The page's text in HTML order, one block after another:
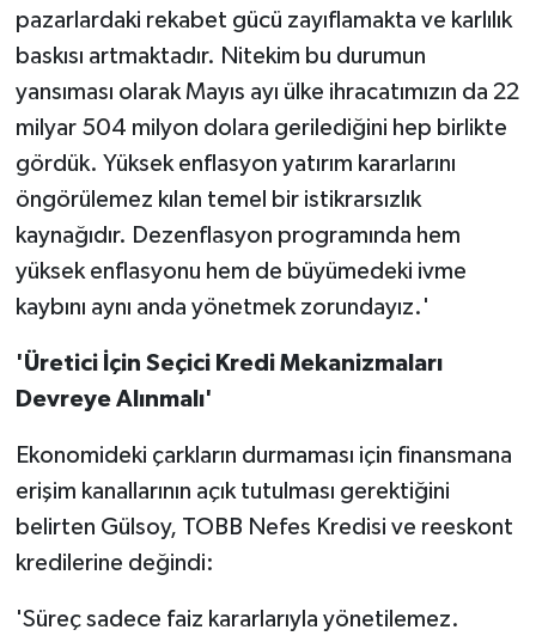
pazarlardaki rekabet gücü zayıflamakta ve karlılık
baskısı artmaktadır. Nitekim bu durumun
yansıması olarak Mayıs ayı ülke ihracatımızın da 22
milyar 504 milyon dolara gerilediğini hep birlikte
gördük. Yüksek enflasyon yatırım kararlarını
öngörülemez kılan temel bir istikrarsızlık
kaynağıdır. Dezenflasyon programında hem
yüksek enflasyonu hem de büyümedeki ivme
kaybını aynı anda yönetmek zorundayız.'
'Üretici İçin Seçici Kredi Mekanizmaları
Devreye Alınmalı'
Ekonomideki çarkların durmaması için finansmana
erişim kanallarının açık tutulması gerektiğini
belirten Gülsoy, TOBB Nefes Kredisi ve reeskont
kredilerine değindi:
'Süreç sadece faiz kararlarıyla yönetilemez.